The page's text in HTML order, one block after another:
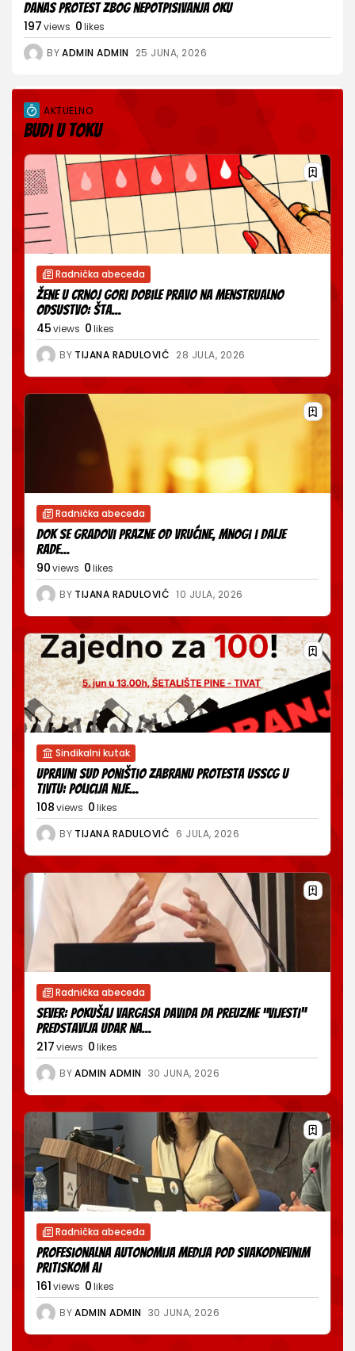
Danas protest zbog nepotpisivanja OKU
197views 0likes
BYADMIN ADMIN 25 JUNA, 2026
AKTUELNO
Budi u toku
Radnička abeceda
Žene u Crnoj Gori dobile pravo na menstrualno
odsustvo: Šta...
45views 0likes
BY TIJANA RADULOVIĆ 28 JULA, 2026
Radnička abeceda
Dok se gradovi prazne od vrućine, mnogi i dalje
rade...
90views 0likes
BY TIJANA RADULOVIĆ 10 JULA, 2026
Sindikalni kutak
Upravni sud poništio zabranu protesta USSCG u
Tivtu: Policija nije...
108views 0likes
BY TIJANA RADULOVIĆ 6 JULA, 2026
Radnička abeceda
Sever: Pokušaj Vargasa Davida da preuzme “Vijesti”
predstavlja udar na...
217views 0likes
BYADMIN ADMIN 30 JUNA, 2026
Radnička abeceda
Profesionalna autonomija medija pod svakodnevnim
pritiskom AI
161views 0likes
BYADMIN ADMIN 30 JUNA, 2026